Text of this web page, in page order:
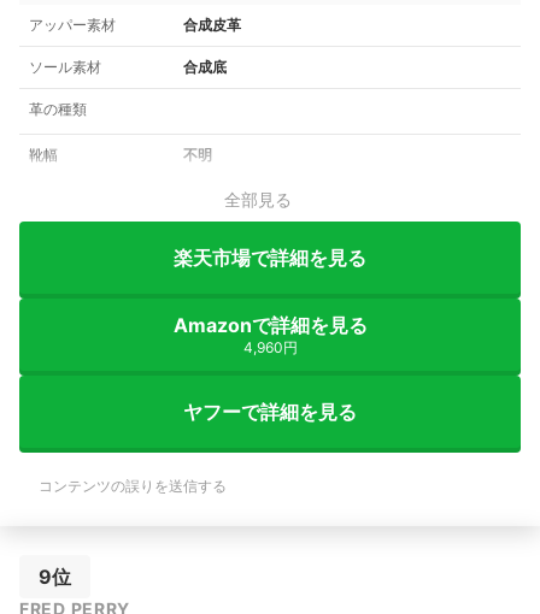
アッパー素材 合成皮革
ソール素材 合成底
革の種類
靴幅 不明
全部見る
楽天市場で詳細を見る
Amazonで詳細を見る
4,960円
ヤフーで詳細を見る
コンテンツの誤りを送信する
9位
FRED PERRY